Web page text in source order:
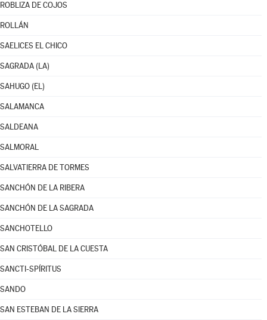
ROBLIZA DE COJOS
ROLLÁN
SAELICES EL CHICO
SAGRADA (LA)
SAHUGO (EL)
SALAMANCA
SALDEANA
SALMORAL
SALVATIERRA DE TORMES
SANCHÓN DE LA RIBERA
SANCHÓN DE LA SAGRADA
SANCHOTELLO
SAN CRISTÓBAL DE LA CUESTA
SANCTI-SPÍRITUS
SANDO
SAN ESTEBAN DE LA SIERRA